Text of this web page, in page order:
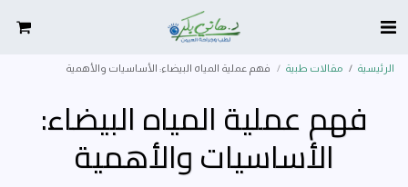
الرئيسية مقالات طبية فهم عملية المياه البيضاء: الأساسيات والأهمية
فهم عملية المياه البيضاء:
الأساسيات والأهمية